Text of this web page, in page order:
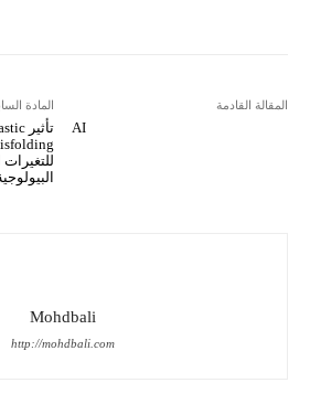
المادة المقالة القادمة
AI
Mohdbali
http://mohdbali.com